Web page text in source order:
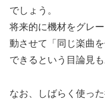
でしょう。
将来的に機材をグレ
動させて「同じ楽曲
できるという目論見
なお、しばらく使っ